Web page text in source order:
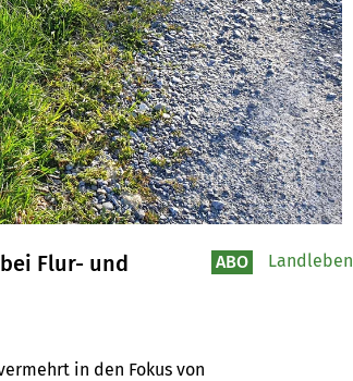
Flur- und
in den Fokus von
ABO Landleben